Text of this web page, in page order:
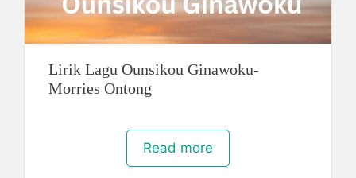
Lirik Lagu Ounsikou Ginawoku-
Morries Ontong
Read more